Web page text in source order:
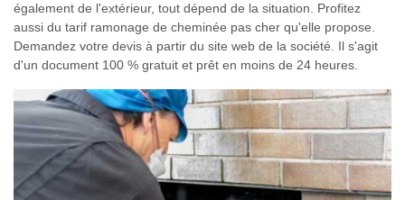
également de l'extérieur, tout dépend de la situation. Profitez
aussi du tarif ramonage de cheminée pas cher qu'elle propose.
Demandez votre devis à partir du site web de la société. Il s'agit
d'un document 100 % gratuit et prêt en moins de 24 heures.